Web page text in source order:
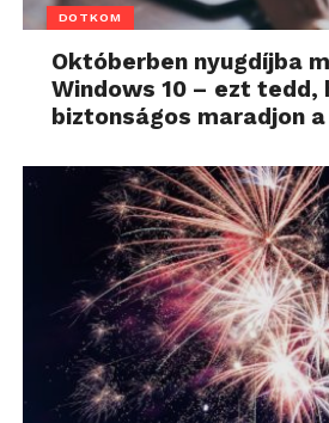
DOTKOM
Októberben nyugdíjba
Windows 10 – ezt tedd,
biztonságos maradjon